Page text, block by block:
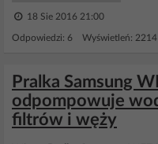
18 Sie 2016 21:00
Odpowiedzi: 6 Wyświetleń: 2214
Pralka Samsung
odpompowuje
filtrów i węży